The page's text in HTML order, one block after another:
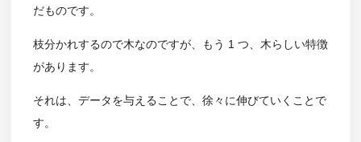
だものです。
枝分かれするので木なのですが、もう 1 つ、木らしい特徴
があります。
それは、データを与えることで、徐々に伸びていくことで
す。